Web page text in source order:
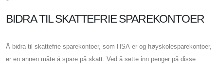
BIDRA TIL SKATTEFRIE SPAREKONTOER
Å bidra til skattefrie sparekontoer, som HSA-er og høyskolesparekontoer,
er en annen måte å spare på skatt. Ved å sette inn penger på disse